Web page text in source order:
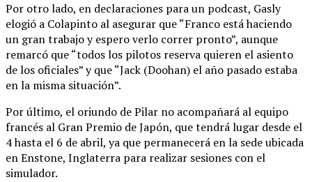
Por otro lado, en declaraciones para un podcast, Gasly
elogió a Colapinto al asegurar que “Franco está haciendo
un gran trabajo y espero verlo correr pronto”, aunque
remarcó que “todos los pilotos reserva quieren el asiento
de los oficiales” y que “Jack (Doohan) el año pasado estaba
en la misma situación”.
Por último, el oriundo de Pilar no acompañará al equipo
francés al Gran Premio de Japón, que tendrá lugar desde el
4 hasta el 6 de abril, ya que permanecerá en la sede ubicada
en Enstone, Inglaterra para realizar sesiones con el
simulador.